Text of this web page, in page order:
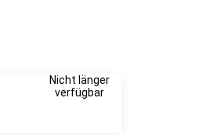
Nicht länger
verfügbar